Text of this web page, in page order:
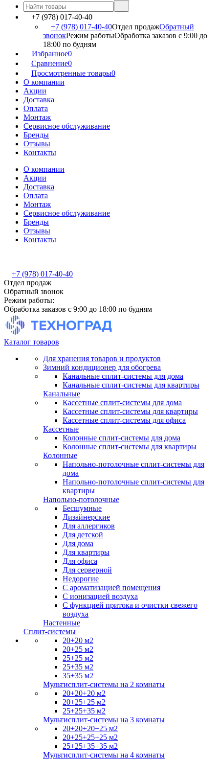
+7 (978) 017-40-40
+7 (978) 017-40-40Отдел продажОбратный
звонокРежим работыОбработка заказов с 9:00 до
18:00 по будням
Избранное0
Сравнение0
Просмотренные товары0
О компании
Акции
Доставка
Оплата
Монтаж
Сервисное обслуживание
Бренды
Отзывы
Контакты
О компании
Акции
Доставка
Оплата
Монтаж
Сервисное обслуживание
Бренды
Отзывы
Контакты
+7 (978) 017-40-40
Отдел продаж
Обратный звонок
Режим работы:
Обработка заказов с 9:00 до 18:00 по будням
Каталог товаров
Для хранения товаров и продуктов
Зимний кондиционер для обогрева
Канальные сплит-системы для дома
Канальные сплит-системы для квартиры
Канальные
Кассетные сплит-системы для дома
Кассетные сплит-системы для квартиры
Кассетные сплит-системы для офиса
Кассетные
Колонные сплит-системы для дома
Колонные сплит-системы для квартиры
Колонные
Напольно-потолочные сплит-системы для
дома
Напольно-потолочные сплит-системы для
квартиры
Напольно-потолочные
Бесшумные
Дизайнерские
Для аллергиков
Для детской
Для дома
Для квартиры
Для офиса
Для серверной
Недорогие
С ароматизацией помещения
С ионизацией воздуха
С функцией притока и очистки свежего
воздуха
Настенные
Сплит-системы
20+20 м2
20+25 м2
25+25 м2
25+35 м2
35+35 м2
Мультисплит-системы на 2 комнаты
20+20+20 м2
20+25+25 м2
25+25+35 м2
Мультисплит-системы на 3 комнаты
20+20+20+25 м2
20+25+25+25 м2
25+25+35+35 м2
Мультисплит-системы на 4 комнаты